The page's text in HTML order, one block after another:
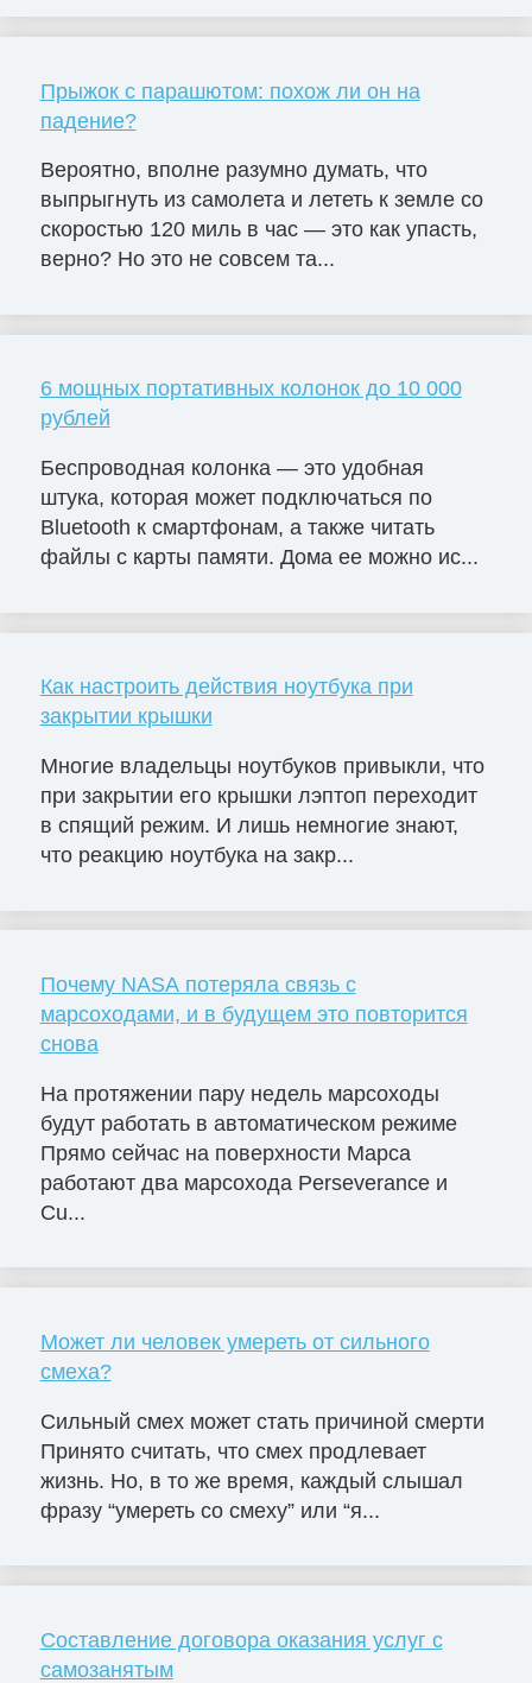
Прыжок с парашютом: похож ли он на
падение?
Вероятно, вполне разумно думать, что
выпрыгнуть из самолета и лететь к земле со
скоростью 120 миль в час — это как упасть,
верно? Но это не совсем та...
6 мощных портативных колонок до 10 000
рублей
Беспроводная колонка — это удобная
штука, которая может подключаться по
Bluetooth к смартфонам, а также читать
файлы с карты памяти. Дома ее можно ис...
Как настроить действия ноутбука при
закрытии крышки
Многие владельцы ноутбуков привыкли, что
при закрытии его крышки лэптоп переходит
в спящий режим. И лишь немногие знают,
что реакцию ноутбука на закр...
Почему NASA потеряла связь с
марсоходами, и в будущем это повторится
снова
На протяжении пару недель марсоходы
будут работать в автоматическом режиме
Прямо сейчас на поверхности Марса
работают два марсохода Perseverance и
Cu...
Может ли человек умереть от сильного
смеха?
Сильный смех может стать причиной смерти
Принято считать, что смех продлевает
жизнь. Но, в то же время, каждый слышал
фразу “умереть со смеху” или “я...
Составление договора оказания услуг с
самозанятым